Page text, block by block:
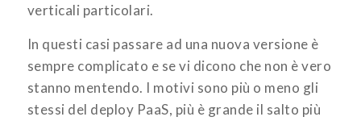
verticali particolari.
In questi casi passare ad una nuova versione è
sempre complicato e se vi dicono che non è vero
stanno mentendo. I motivi sono più o meno gli
stessi del deploy PaaS, più è grande il salto più